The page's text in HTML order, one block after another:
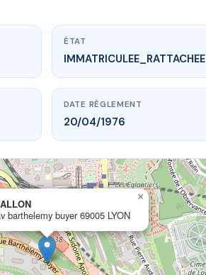
LYON
ÉTAT
IMMATRICULEE_RATTACHEE
DATE RÈGLEMENT
20/04/1976
barthelemy buyer 69005 LYON
×